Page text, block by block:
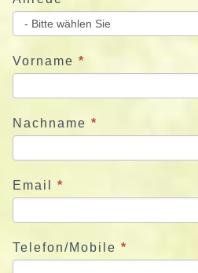
e
u
n
s
e
t
Vorname *
Nachname *
Email *
Telefon/Mobile *